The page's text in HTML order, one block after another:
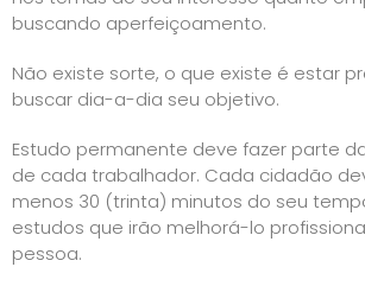
buscando aperfeiçoamento.
Não existe sorte, o que existe é estar
buscar dia-a-dia seu objetivo.
Estudo permanente deve fazer parte
de cada trabalhador. Cada cidadão
menos 30 (trinta) minutos do seu
estudos que irão melhorá-lo
pessoa.